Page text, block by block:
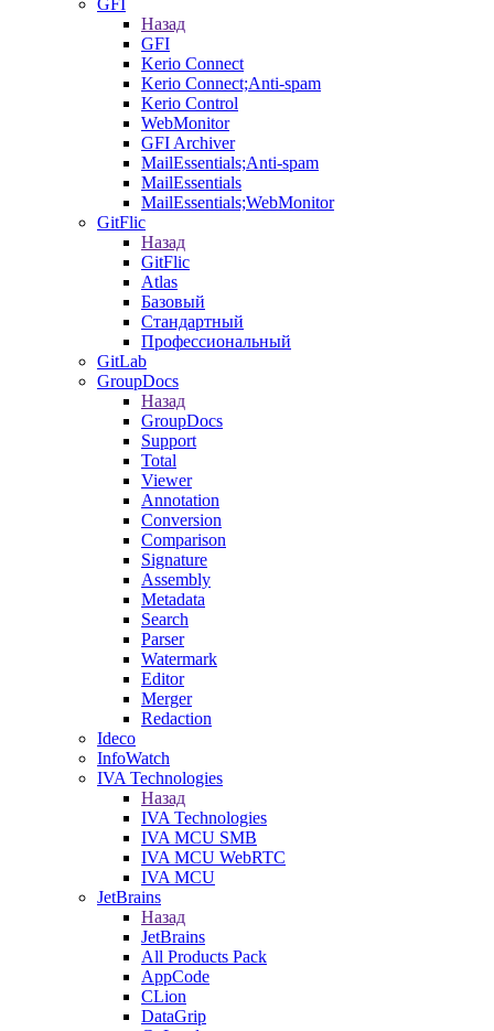
GFI
Назад
GFI
Kerio Connect
Kerio Connect;Anti-spam
Kerio Control
WebMonitor
GFI Archiver
MailEssentials;Anti-spam
MailEssentials
MailEssentials;WebMonitor
GitFlic
Назад
GitFlic
Atlas
Базовый
Стандартный
Профессиональный
GitLab
GroupDocs
Назад
GroupDocs
Support
Total
Viewer
Annotation
Conversion
Comparison
Signature
Assembly
Metadata
Search
Parser
Watermark
Editor
Merger
Redaction
Ideco
InfoWatch
IVA Technologies
Назад
IVA Technologies
IVA MCU SMB
IVA MCU WebRTC
IVA MCU
JetBrains
Назад
JetBrains
All Products Pack
AppCode
CLion
DataGrip